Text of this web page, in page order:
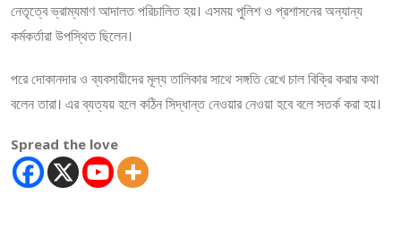
নেতৃত্বে ভ্রাম্যমাণ আদালত পরিচালিত হয়। এসময় পুলিশ ও প্রশাসনের অন্যান্য
কর্মকর্তারা উপস্থিত ছিলেন।
পরে দোকানদার ও ব্যবসায়ীদের মূল্য তালিকার সাথে সঙ্গতি রেখে চাল বিক্রি করার কথা
বলেন তারা। এর ব্যত্যয় হলে কঠিন সিদ্ধান্ত নেওয়ার নেওয়া হবে বলে সতর্ক করা হয়।
Spread the love